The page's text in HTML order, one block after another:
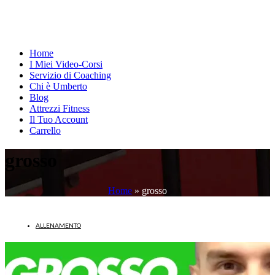
Home
I Miei Video-Corsi
Servizio di Coaching
Chi è Umberto
Blog
Attrezzi Fitness
Il Tuo Account
Carrello
grosso
Home » grosso
ALLENAMENTO